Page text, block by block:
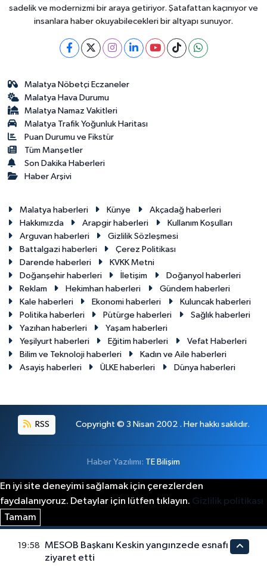
sadelik ve modernizmi bir araya getiriyor. Şatafattan kaçınıyor ve
insanlara haber okuyabilecekleri bir altyapı sunuyor.
Malatya Nöbetçi Eczaneler
Malatya Hava Durumu
Malatya Namaz Vakitleri
Malatya Trafik Yoğunluk Haritası
Puan Durumu ve Fikstür
Tüm Manşetler
Son Dakika Haberleri
Haber Arşivi
Malatya haberleri Künye
Akçadağ haberleri
Hakkımızda
Arapgir haberleri
Kullanım Koşulları
Arguvan haberleri
Gizlilik Sözleşmesi
Battalgazi haberleri
Çerez Politikası
Darende haberleri
KVKK Metni
Doğanşehir haberleri
İletişim
Doğanyol haberleri
Reklam
Hekimhan haberleri
Gündem haberleri
Kale haberleri
Ekonomi haberleri
Kuluncak haberleri
Politika haberleri
Pütürge haberleri
Sağlık haberleri
Yazıhan haberleri
Yaşam haberleri
Yeşilyurt haberleri
Eğitim haberleri
Vefat Haberleri
Bilim ve Teknoloji haberleri
Kadın ve Aile haberleri
Asayiş haberleri
ÜLKE haberleri Dünya haberleri
RSS Copyright © 3 Nisan 2002 . Her hakkı saklıdır.
Haber Yazılımı: TE Bilişim
En iyi site deneyimi sağlamak için çerezlerden
faydalanıyoruz. Detaylar için lütfen tıklayın. Gizlilik politikası
Tamam
19:58
MESOB Başkanı Keskin yangınzede esnafı
ziyaret etti